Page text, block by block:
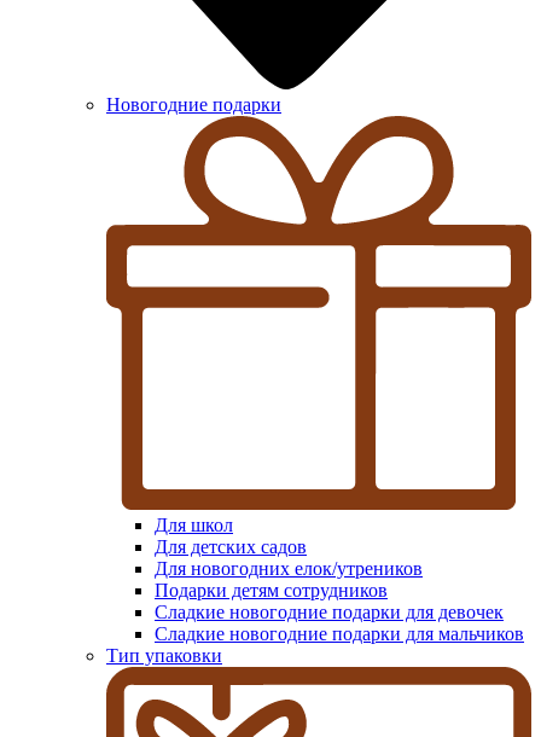
Новогодние подарки
Для школ
Для детских садов
Для новогодних елок/утреников
Подарки детям сотрудников
Сладкие новогодние подарки для девочек
Сладкие новогодние подарки для мальчиков
Тип упаковки